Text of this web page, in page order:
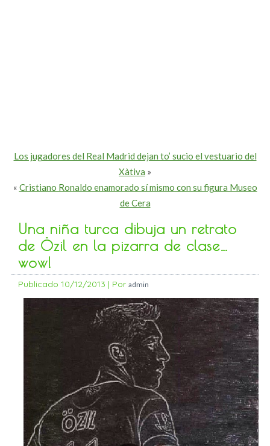
Los jugadores del Real Madrid dejan to’ sucio el vestuario del
Xàtiva »
« Cristiano Ronaldo enamorado sí mismo con su figura Museo
de Cera
Una niña turca dibuja un retrato
de Özil en la pizarra de clase…
wow!
Publicado 10/12/2013 | Por admin